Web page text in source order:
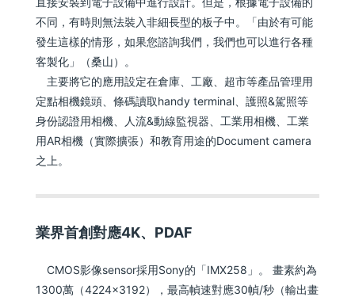
不同，有時則無法裝入非細長型的板子中。「由於有可能
發生這樣的情形，如果您諮詢我們，我們也可以進行各種
客製化」（桑山）。
主要將它的應用設定在倉庫、工廠、超市等產品管理用
定點相機鏡頭、條碼讀取handy terminal、護照&駕照等
身份認證用相機、人流&動線監視器、工業用相機、工業
用AR相機（實際擴張）和教育用途的Document camera
之上。
業界首創對應4K、PDAF
CMOS影像sensor採用Sony的「IMX258」。 畫素約為
1300萬（4224×3192），最高幀速對應30幀/秒（輸出畫